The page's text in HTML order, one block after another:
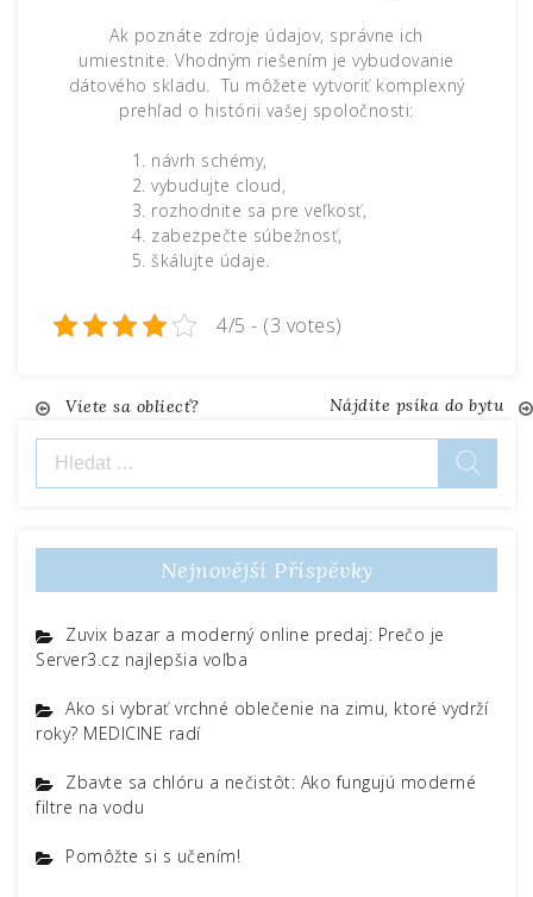
Ak poznáte zdroje údajov, správne ich
umiestnite. Vhodným riešením je vybudovanie
dátového skladu. Tu môžete vytvoriť komplexný
prehľad o histórii vašej spoločnosti:
návrh schémy,
vybudujte cloud,
rozhodnite sa pre veľkosť,
zabezpečte súbežnosť,
škálujte údaje.
4/5 - (3 votes)
Navigace
pro
příspěvek
Viete sa obliecť? Nájdite psíka do bytu
Vyhledávání
Nejnovější Příspěvky
Zuvix bazar a moderný online predaj: Prečo je
Server3.cz najlepšia voľba
Ako si vybrať vrchné oblečenie na zimu, ktoré vydrží
roky? MEDICINE radí
Zbavte sa chlóru a nečistôt: Ako fungujú moderné
filtre na vodu
Pomôžte si s učením!